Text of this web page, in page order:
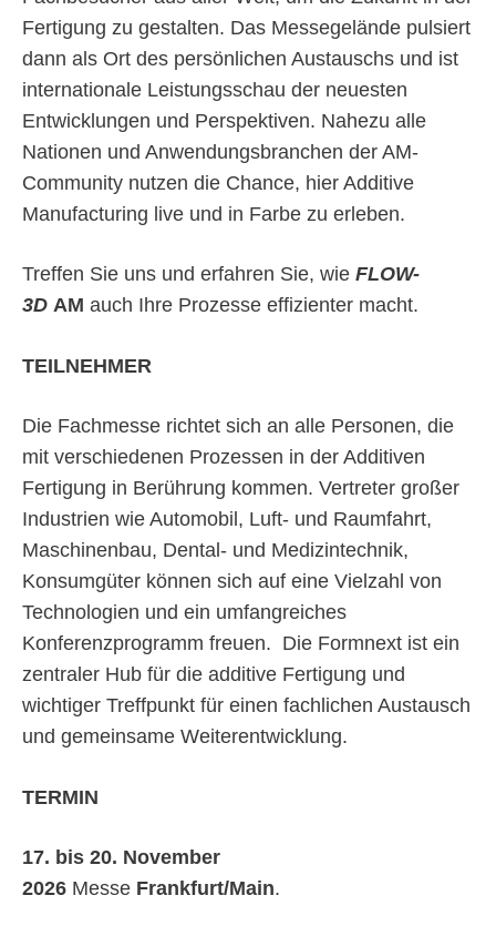
Fertigung zu gestalten. Das Messegelände pulsiert
dann als Ort des persönlichen Austauschs und ist
internationale Leistungsschau der neuesten
Entwicklungen und Perspektiven. Nahezu alle
Nationen und Anwendungsbranchen der AM-
Community nutzen die Chance, hier Additive
Manufacturing live und in Farbe zu erleben.
Treffen Sie uns und erfahren Sie, wie FLOW-
3D AM auch Ihre Prozesse effizienter macht.
TEILNEHMER
Die Fachmesse richtet sich an alle Personen, die
mit verschiedenen Prozessen in der Additiven
Fertigung in Berührung kommen. Vertreter großer
Industrien wie Automobil, Luft- und Raumfahrt,
Maschinenbau, Dental- und Medizintechnik,
Konsumgüter können sich auf eine Vielzahl von
Technologien und ein umfangreiches
Konferenzprogramm freuen. Die Formnext ist ein
zentraler Hub für die additive Fertigung und
wichtiger Treffpunkt für einen fachlichen Austausch
und gemeinsame Weiterentwicklung.
TERMIN
17. bis 20. November
2026 Messe Frankfurt/Main.